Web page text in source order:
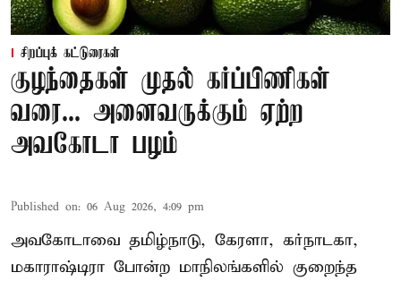
சிறப்புக் கட்டுரைகள்
குழந்தைகள் முதல் கர்ப்பிணிகள்
வரை... அனைவருக்கும் ஏற்ற
அவகோடா பழம்
Published on: 06 Aug 2026, 4:09 pm
அவகோடாவை தமிழ்நாடு, கேரளா, கர்நாடகா,
மகாராஷ்டிரா போன்ற மாநிலங்களில் குறைந்த